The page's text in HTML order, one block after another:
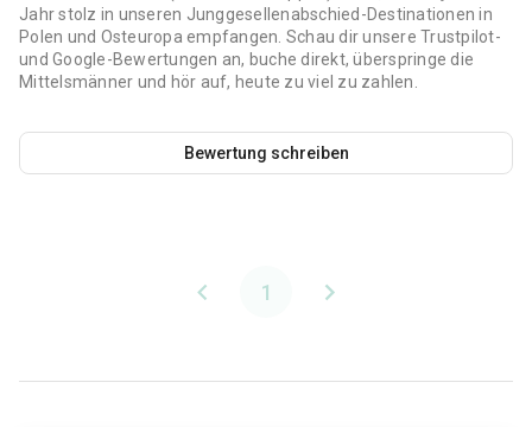
Jahr stolz in unseren Junggesellenabschied-Destinationen in
Polen und Osteuropa empfangen. Schau dir unsere Trustpilot-
und Google-Bewertungen an, buche direkt, überspringe die
Mittelsmänner und hör auf, heute zu viel zu zahlen.
Bewertung schreiben
1